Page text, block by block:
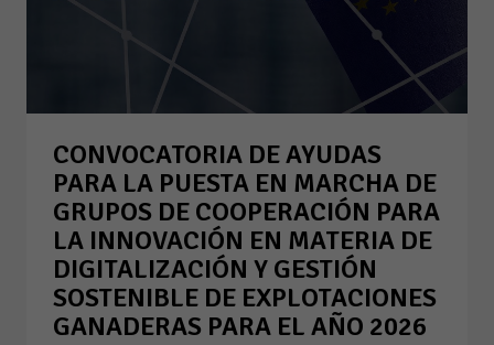
CONVOCATORIA DE AYUDAS
PARA LA PUESTA EN MARCHA DE
GRUPOS DE COOPERACIÓN PARA
LA INNOVACIÓN EN MATERIA DE
DIGITALIZACIÓN Y GESTIÓN
SOSTENIBLE DE EXPLOTACIONES
GANADERAS PARA EL AÑO 2026